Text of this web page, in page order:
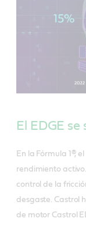
El EDGE
En la Fórmula 1®,
rendimiento
control de la
desgaste. Castrol
de motor Castrol